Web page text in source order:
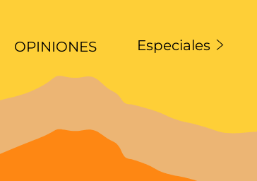
OPINIONES Especiales